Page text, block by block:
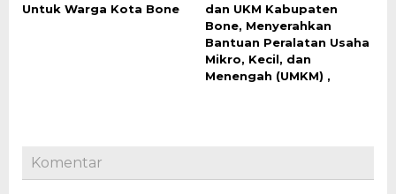
Untuk Warga Kota Bone
dan UKM Kabupaten
Bone, Menyerahkan
Bantuan Peralatan Usaha
Mikro, Kecil, dan
Menengah (UMKM) ,
Komentar